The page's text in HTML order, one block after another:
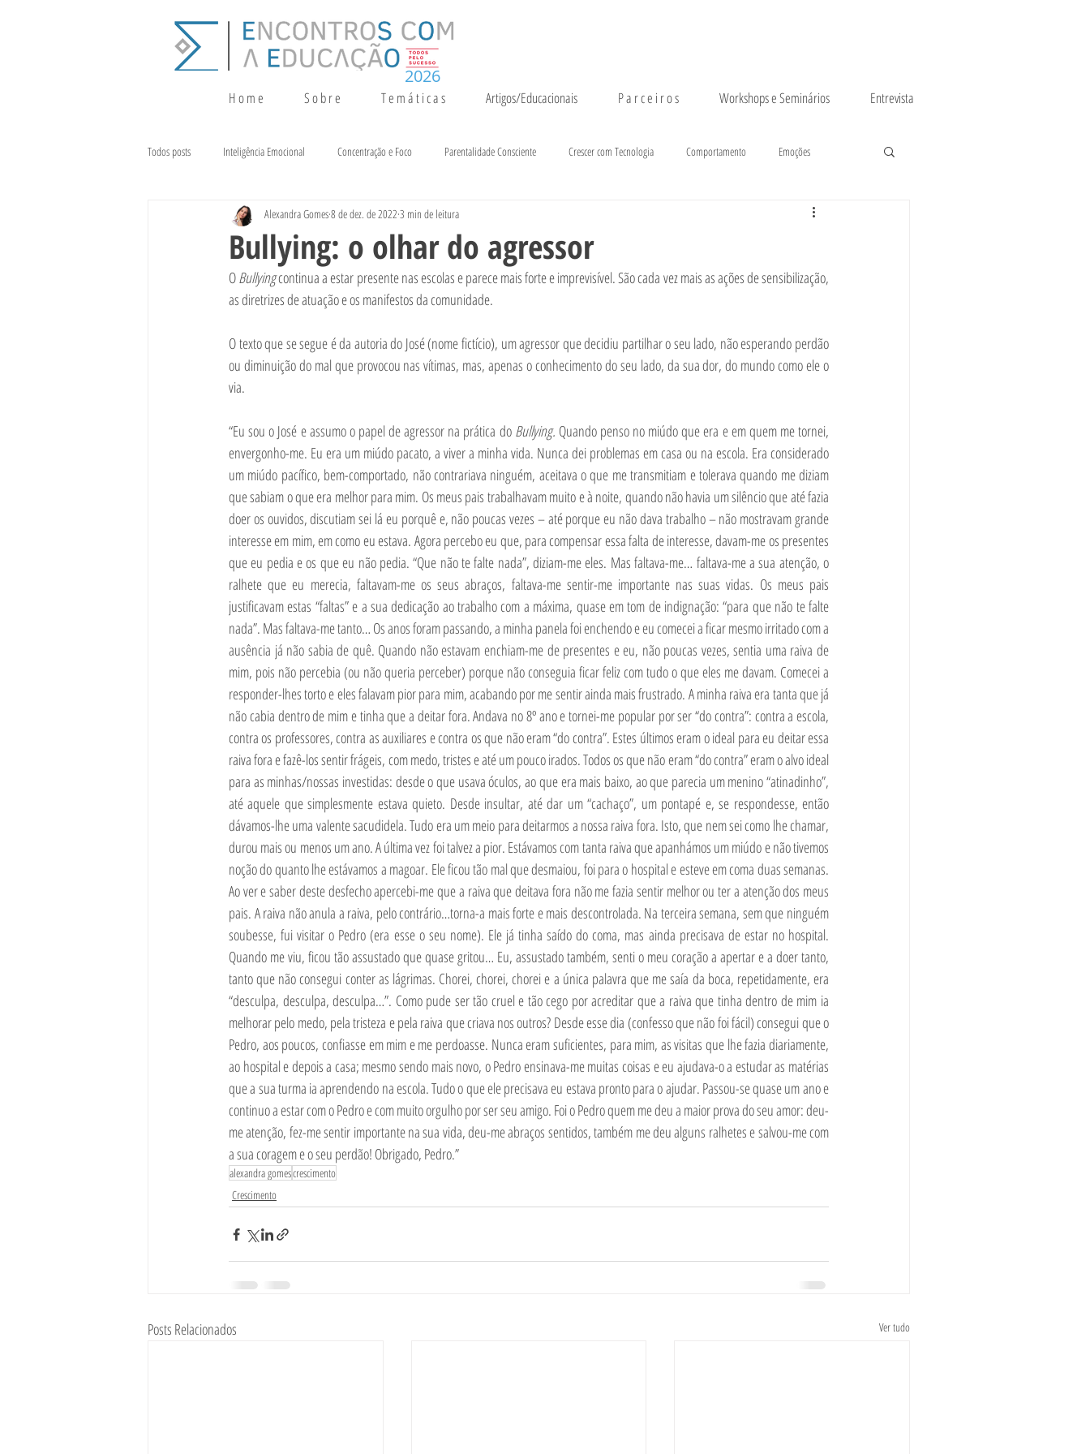
H o m e S o b r e T e m á t i c a s Artigos/Educacionais P a r c e i r o s Workshops e Seminários Entrevista
2026
Todos posts Inteligência Emocional Concentração e Foco Parentalidade Consciente Crescer com Tecnologia Comportamento Emoções
Terapia da Fala Alimentação e Crescimento
Bullying: o olhar do agressor
Alexandra Gomes8 de dez. de 2022 3 min de leitura
O Bullying continua a estar presente nas escolas e parece mais forte e imprevisível. São cada vez mais as ações de sensibilização,
as diretrizes de atuação e os manifestos da comunidade.
O texto que se segue é da autoria do José (nome fictício), um agressor que decidiu partilhar o seu lado, não esperando perdão
ou diminuição do mal que provocou nas vítimas, mas, apenas o conhecimento do seu lado, da sua dor, do mundo como ele o
via.
“Eu sou o José e assumo o papel de agressor na prática do Bullying. Quando penso no miúdo que era e em quem me tornei,
envergonho-me. Eu era um miúdo pacato, a viver a minha vida. Nunca dei problemas em casa ou na escola. Era considerado
um miúdo pacífico, bem-comportado, não contrariava ninguém, aceitava o que me transmitiam e tolerava quando me diziam
que sabiam o que era melhor para mim. Os meus pais trabalhavam muito e à noite, quando não havia um silêncio que até fazia
doer os ouvidos, discutiam sei lá eu porquê e, não poucas vezes – até porque eu não dava trabalho – não mostravam grande
interesse em mim, em como eu estava. Agora percebo eu que, para compensar essa falta de interesse, davam-me os presentes
que eu pedia e os que eu não pedia. “Que não te falte nada”, diziam-me eles. Mas faltava-me… faltava-me a sua atenção, o
ralhete que eu merecia, faltavam-me os seus abraços, faltava-me sentir-me importante nas suas vidas. Os meus pais
justificavam estas “faltas” e a sua dedicação ao trabalho com a máxima, quase em tom de indignação: “para que não te falte
nada”. Mas faltava-me tanto… Os anos foram passando, a minha panela foi enchendo e eu comecei a ficar mesmo irritado com a
ausência já não sabia de quê. Quando não estavam enchiam-me de presentes e eu, não poucas vezes, sentia uma raiva de
mim, pois não percebia (ou não queria perceber) porque não conseguia ficar feliz com tudo o que eles me davam. Comecei a
responder-lhes torto e eles falavam pior para mim, acabando por me sentir ainda mais frustrado. A minha raiva era tanta que já
não cabia dentro de mim e tinha que a deitar fora. Andava no 8º ano e tornei-me popular por ser “do contra”: contra a escola,
contra os professores, contra as auxiliares e contra os que não eram “do contra”. Estes últimos eram o ideal para eu deitar essa
raiva fora e fazê-los sentir frágeis, com medo, tristes e até um pouco irados. Todos os que não eram “do contra” eram o alvo ideal
para as minhas/nossas investidas: desde o que usava óculos, ao que era mais baixo, ao que parecia um menino “atinadinho”,
até aquele que simplesmente estava quieto. Desde insultar, até dar um “cachaço”, um pontapé e, se respondesse, então
dávamos-lhe uma valente sacudidela. Tudo era um meio para deitarmos a nossa raiva fora. Isto, que nem sei como lhe chamar,
durou mais ou menos um ano. A última vez foi talvez a pior. Estávamos com tanta raiva que apanhámos um miúdo e não tivemos
noção do quanto lhe estávamos a magoar. Ele ficou tão mal que desmaiou, foi para o hospital e esteve em coma duas semanas.
Ao ver e saber deste desfecho apercebi-me que a raiva que deitava fora não me fazia sentir melhor ou ter a atenção dos meus
pais. A raiva não anula a raiva, pelo contrário…torna-a mais forte e mais descontrolada. Na terceira semana, sem que ninguém
soubesse, fui visitar o Pedro (era esse o seu nome). Ele já tinha saído do coma, mas ainda precisava de estar no hospital.
Quando me viu, ficou tão assustado que quase gritou… Eu, assustado também, senti o meu coração a apertar e a doer tanto,
tanto que não consegui conter as lágrimas. Chorei, chorei, chorei e a única palavra que me saía da boca, repetidamente, era
“desculpa, desculpa, desculpa…”. Como pude ser tão cruel e tão cego por acreditar que a raiva que tinha dentro de mim ia
melhorar pelo medo, pela tristeza e pela raiva que criava nos outros? Desde esse dia (confesso que não foi fácil) consegui que o
Pedro, aos poucos, confiasse em mim e me perdoasse. Nunca eram suficientes, para mim, as visitas que lhe fazia diariamente,
ao hospital e depois a casa; mesmo sendo mais novo, o Pedro ensinava-me muitas coisas e eu ajudava-o a estudar as matérias
que a sua turma ia aprendendo na escola. Tudo o que ele precisava eu estava pronto para o ajudar. Passou-se quase um ano e
continuo a estar com o Pedro e com muito orgulho por ser seu amigo. Foi o Pedro quem me deu a maior prova do seu amor: deu-
me atenção, fez-me sentir importante na sua vida, deu-me abraços sentidos, também me deu alguns ralhetes e salvou-me com
a sua coragem e o seu perdão! Obrigado, Pedro.”
alexandra gomescrescimento
Crescimento
Posts Relacionados Ver tudo